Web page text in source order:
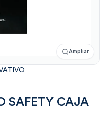
Ampliar
SAFETY CAJA